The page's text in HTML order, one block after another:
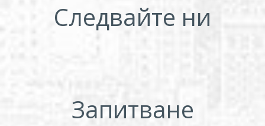
Следвайте ни
Запитване